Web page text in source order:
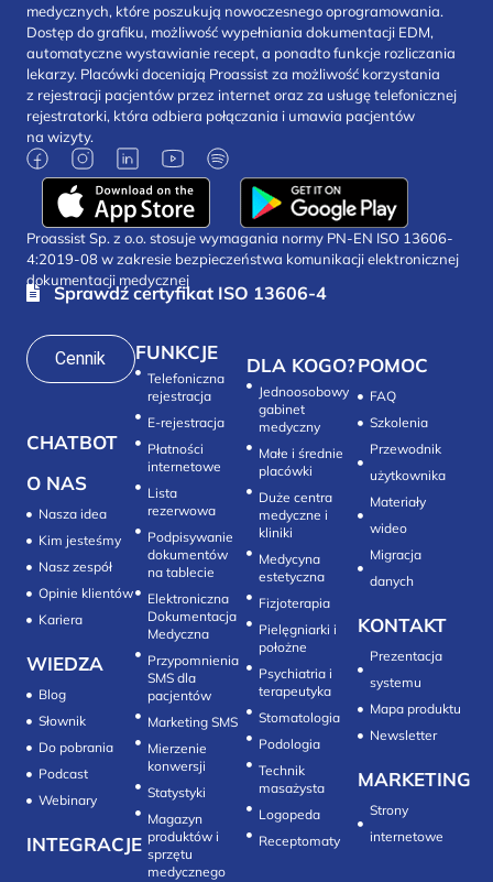
medycznych, które poszukują nowoczesnego oprogramowania.
Dostęp do grafiku, możliwość wypełniania dokumentacji EDM,
automatyczne wystawianie recept, a ponadto funkcje rozliczania
lekarzy. Placówki doceniają Proassist za możliwość korzystania
z rejestracji pacjentów przez internet oraz za usługę telefonicznej
rejestratorki, która odbiera połączania i umawia pacjentów
na wizyty.
Proassist Sp. z o.o. stosuje wymagania normy PN-EN ISO 13606-
4:2019-08 w zakresie bezpieczeństwa komunikacji elektronicznej
dokumentacji medycznej
Sprawdź certyfikat ISO 13606-4
Cennik
CHATBOT
O NAS
Nasza idea
Kim jesteśmy
Nasz zespół
Opinie klientów
Kariera
WIEDZA
Blog
Słownik
Do pobrania
Podcast
Webinary
INTEGRACJE
FUNKCJE
Telefoniczna
rejestracja
E-rejestracja
Płatności
internetowe
Lista
rezerwowa
Podpisywanie
dokumentów
na tablecie
Elektroniczna
Dokumentacja
Medyczna
Przypomnienia
SMS dla
pacjentów
Marketing SMS
Mierzenie
konwersji‎
Statystyki
Magazyn
produktów i
sprzętu
medycznego
DLA KOGO?
Jednoosobowy
gabinet
medyczny
Małe i średnie
placówki
Duże centra
medyczne i
kliniki
Medycyna
estetyczna
Fizjoterapia
Pielęgniarki i
położne
Psychiatria i
terapeutyka
Stomatologia
Technik
masażysta
Logopeda
POMOC
FAQ
Szkolenia
Przewodnik
użytkownika
Materiały
wideo
Migracja
danych
KONTAKT
Prezentacja
systemu
Mapa produktu
Newsletter
MARKETING
Strony
internetowe